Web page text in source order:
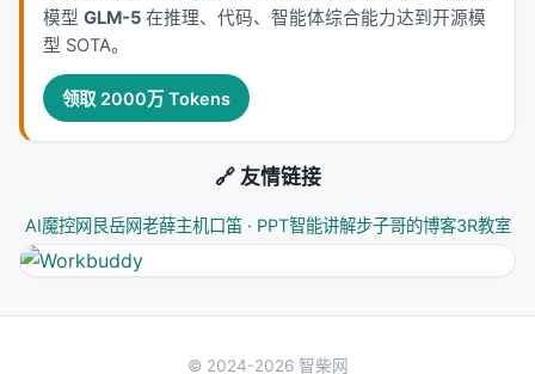
技术脉络定位
本工作处于
荐系统交叉地带。从系统视角看，它回应的是「如何
在 LLM 时代重新分配检索、排序、生成与工具调用的
斗：召回负责覆盖，精排负责判别，生成负责呈现；
而 LLM 时代的新增变量是
推理预算与 行动空间 （是
否检索、检索几次、调用何种工具）。
塔稠密检索、late interaction、再到生成式检索与
模型 GLM-5 在推理、代码、智能体综合能力达到开源模
型 SOTA。
领取 2000万 Tokens
🔗 友情链接
AI魔控网 艮岳网老薛主机口笛 · PPT智能讲解步子哥的博客3R教室
© 2024-2026 智柴网